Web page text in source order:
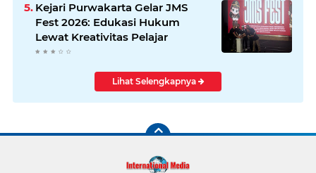
Kejari Purwakarta Gelar JMS
Fest 2026: Edukasi Hukum
Lewat Kreativitas Pelajar
Lihat Selengkapnya